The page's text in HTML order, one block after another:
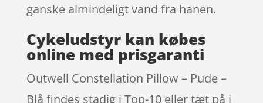
ganske almindeligt vand fra hanen.
Cykeludstyr kan købes
online med prisgaranti
Outwell Constellation Pillow – Pude –
Blå findes stadig i Top-10 eller tæt på i